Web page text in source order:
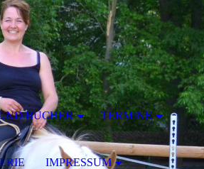
BÜCHER TERMINE
IMPRESSUM